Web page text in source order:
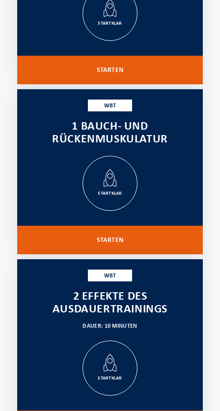
STARTKLAR
STARTEN
WBT
1 BAUCH- UND
RÜCKENMUSKULATUR
STARTKLAR
STARTEN
WBT
2 EFFEKTE DES
AUSDAUERTRAININGS
DAUER: 10 MINUTEN
STARTKLAR